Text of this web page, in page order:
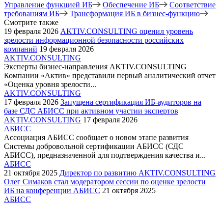
Управление функцией ИБ Обеспечение ИБ
Соответствие
требованиям ИБ
Трансформация ИБ в бизнес-функцию
Смотрите также
19 февраля 2026 AKTIV.CONSULTING оценил уровень
зрелости информационной безопасности российских
компаний 19 февраля 2026
AKTIV.CONSULTING
Эксперты бизнес-направления AKTIV.CONSULTING
Компании «Актив» представили первый аналитический отчет
«Оценка уровня зрелости...
AKTIV.CONSULTING
17 февраля 2026 Запущена сертификация ИБ-аудиторов на
базе СДС АБИСС при активном участии экспертов
AKTIV.CONSULTING 17 февраля 2026
АБИСС
Ассоциация АБИСС сообщает о новом этапе развития
Системы добровольной сертификации АБИСС (СДС
АБИСС), предназначенной для подтверждения качества и...
АБИСС
21 октября 2025 Директор по развитию AKTIV.CONSULTING
Олег Симаков стал модератором сессии по оценке зрелости
ИБ на конференции АБИСС 21 октября 2025
АБИСС